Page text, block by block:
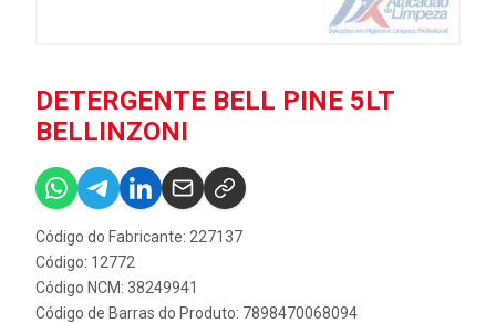
DETERGENTE BELL PINE 5LT
BELLINZONI
Código do Fabricante: 227137
Código: 12772
Código NCM: 38249941
Código de Barras do Produto: 7898470068094